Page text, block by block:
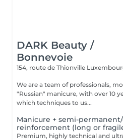
DARK Beauty /
Bonnevoie
154, route de Thionville
We are a team of professionals,
"Russian" manicure, with over 10 years
which techniques to us...
Manicure + semi-
reinforcement (long or